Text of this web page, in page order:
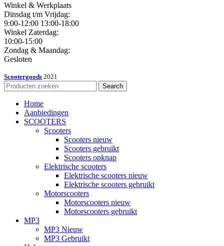
Winkel & Werkplaats
Dinsdag t/m Vrijdag:
9:00-12:00 13:00-18:00
Winkel Zaterdag:
10:00-15:00
Zondag & Maandag:
Gesloten
Scootergoods 2021
Search
Home
Aanbiedingen
SCOOTERS
Scooters
Scooters nieuw
Scooters gebruikt
Scooters opknap
Elektrische scooters
Elektrische scooters nieuw
Elektrische scooters gebruikt
Motorscooters
Motorscooters nieuw
Motorscooters gebruikt
MP3
MP3 Nieuw
MP3 Gebruikt